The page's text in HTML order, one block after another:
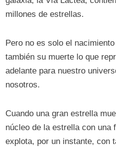
millones de estrellas.
Pero no es solo el
también su muerte lo que
adelante para nuestro
nosotros.
Cuando una gran estrella
núcleo de la estrella con
explota, por un instante, con